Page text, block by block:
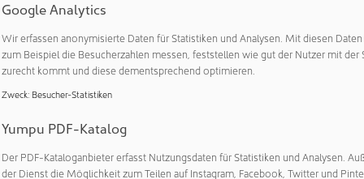
Audit müssen mit detaillierten Nachweisen zur
sie keine Berücksichtigung. Hier profitiert Endress+Hauser
Das Unternehmen verfügt über eine aussagekräftige
Beispielsweise gibt es klare Richtlinien zum
zur Arbeitssicherheit.
ehrgeizige Ziele
Endress+Hauser spiegeln sich auch in den Treibhausgas-
Google Analytics
Wir erfassen anonymisierte Daten für Statistiken und Analysen. Mit diesen
zum Beispiel die Besucherzahlen messen, feststellen wie gut der Nutzer mit der
zurecht kommt und diese dementsprechend optimieren.
Zweck: Besucher-Statistiken
Yumpu PDF-Katalog
Der PDF-Kataloganbieter erfasst Nutzungsdaten für Statistiken und Analysen.
der Dienst die Möglichkeit zum Teilen auf Instagram, Facebook, Twitter und